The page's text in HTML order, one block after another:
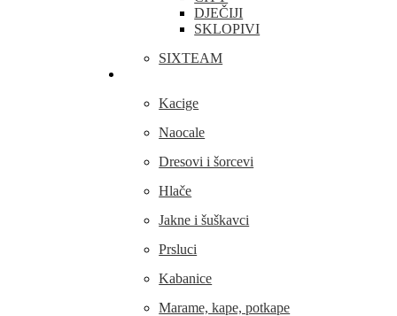
DJEČIJI
SKLOPIVI
SIXTEAM
Kacige
Naocale
Dresovi i šorcevi
Hlače
Jakne i šuškavci
Prsluci
Kabanice
Marame, kape, potkape